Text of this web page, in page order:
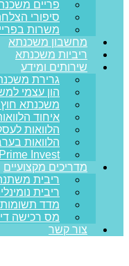
פריים
סיפורי
משרות
מחשבון משכנתא
ריביות משכנתא
שירותים ומידע
גרירת
הון עצמי
משכנתא
איחוד
הלוואות
הלוואות
Prime Invest
מדריכים מקצועיים
ריבית
ריבית
מדד תשומות
מס רכישה
צור קשר